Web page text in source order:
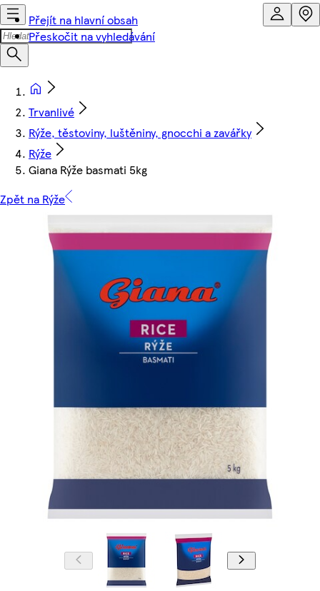
Přejít na hlavní obsah
Přeskočit na vyhledávání
Trvanlivé
Rýže, těstoviny, luštěniny, gnocchi a zavářky
Rýže
Giana Rýže basmati 5kg
Zpět na Rýže